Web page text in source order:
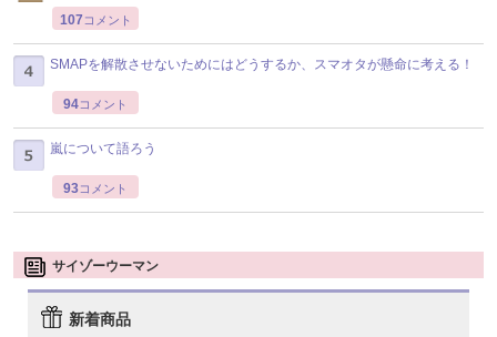
107 コメント
SMAPを解散させないためにはどうするか、スマオタが懸命に考える！
94コメント
嵐について語ろう
93コメント
サイゾーウーマン
新着商品